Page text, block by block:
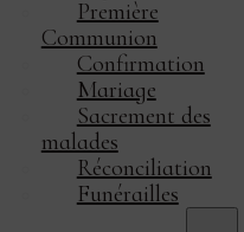
Première
Communion
Confirmation
Mariage
Sacrement des
malades
Réconciliation
Funérailles